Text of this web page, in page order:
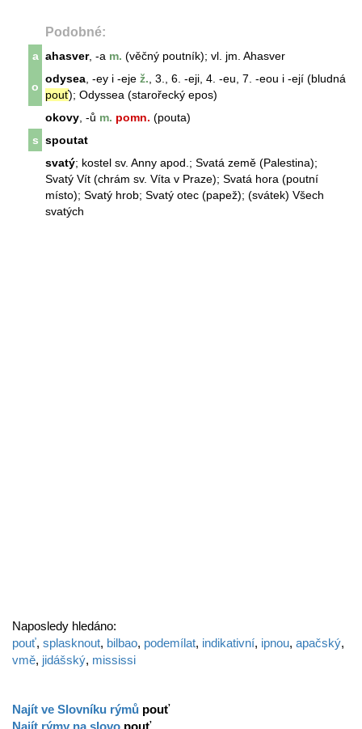
Podobné:
a ahasver, -a m. (věčný poutník); vl. jm. Ahasver
o
odysea , -ey i -eje ž. , 3., 6. -eji, 4. -eu, 7. -eou i -ejí (bludná
pouť); Odyssea (starořecký epos)
okovy , -ů m. pomn. (pouta)
s spoutat
svatý; kostel sv. Anny apod.; Svatá země (Palestina);
Svatý Vít (chrám sv. Víta v Praze); Svatá hora (poutní
místo); Svatý hrob; Svatý otec (papež); (svátek) Všech
svatých
Naposledy hledáno:
pouť, splasknout, bilbao, podemílat, indikativní, ipnou, apačský,
vmě, jidášský, mississi
Najít ve Slovníku rýmů pouť
Najít rýmy na slovo pouť